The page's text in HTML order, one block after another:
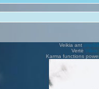
Veikia ant
Vertė Vilius
Karma functions